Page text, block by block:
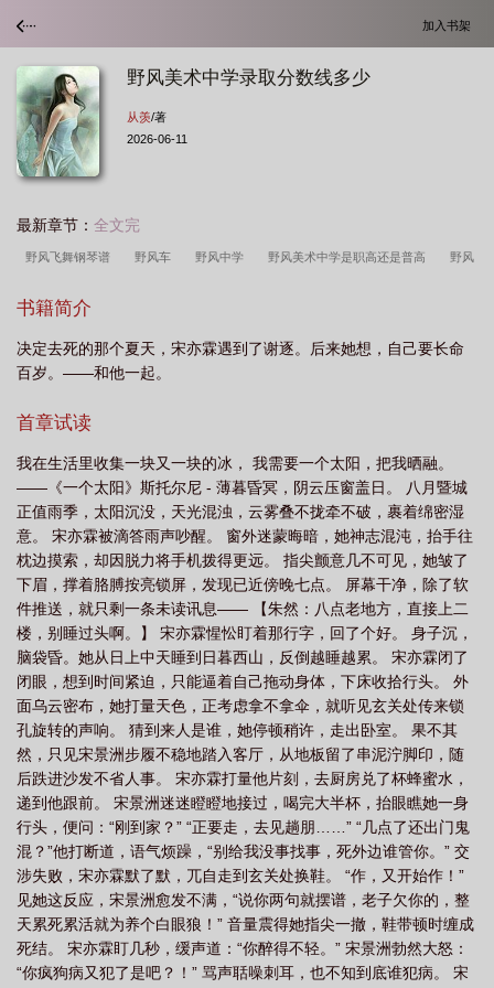
加入书架
野风美术中学录取分数线多少
从羡/著
2026-06-11
最新章节： 全文完
野风飞舞钢琴谱 野风车 野风中学 野风美术中学是职高还是普高 野风
羡 青池月下浮碎影什么意思
生 野风美术中学录取分数线多少 野风筝 野风酥煎饼 野风药业股份有限
公司 野风集团 野风惊扰我
号吗 野风by从羡
书籍简介
决定去死的那个夏天，宋亦霖遇到了谢逐。后来她想，自己要长命
百岁。——和他一起。
首章试读
我在生活里收集一块又一块的冰， 我需要一个太阳，把我晒融。
——《一个太阳》斯托尔尼 - 薄暮昏冥，阴云压窗盖日。 八月暨城
正值雨季，太阳沉没，天光混浊，云雾叠不拢牵不破，裹着绵密湿
意。 宋亦霖被滴答雨声吵醒。 窗外迷蒙晦暗，她神志混沌，抬手往
枕边摸索，却因脱力将手机拨得更远。 指尖颤意几不可见，她皱了
下眉，撑着胳膊按亮锁屏，发现已近傍晚七点。 屏幕干净，除了软
件推送，就只剩一条未读讯息—— 【朱然：八点老地方，直接上二
楼，别睡过头啊。】 宋亦霖惺忪盯着那行字，回了个好。 身子沉，
脑袋昏。她从日上中天睡到日暮西山，反倒越睡越累。 宋亦霖闭了
闭眼，想到时间紧迫，只能逼着自己拖动身体，下床收拾行头。 外
面乌云密布，她打量天色，正考虑拿不拿伞，就听见玄关处传来锁
孔旋转的声响。 猜到来人是谁，她停顿稍许，走出卧室。 果不其
然，只见宋景洲步履不稳地踏入客厅，从地板留了串泥泞脚印，随
后跌进沙发不省人事。 宋亦霖打量他片刻，去厨房兑了杯蜂蜜水，
递到他跟前。 宋景洲迷迷瞪瞪地接过，喝完大半杯，抬眼瞧她一身
行头，便问：“刚到家？” “正要走，去见趟朋……” “几点了还出门鬼
混？”他打断道，语气烦躁，“别给我没事找事，死外边谁管你。” 交
涉失败，宋亦霖默了默，兀自走到玄关处换鞋。 “作，又开始作！”
见她这反应，宋景洲愈发不满，“说你两句就摆谱，老子欠你的，整
天累死累活就为养个白眼狼！” 音量震得她指尖一撤，鞋带顿时缠成
死结。 宋亦霖盯几秒，缓声道：“你醉得不轻。” 宋景洲勃然大怒：
“你疯狗病又犯了是吧？！” 骂声聒噪刺耳，也不知到底谁犯病。 宋